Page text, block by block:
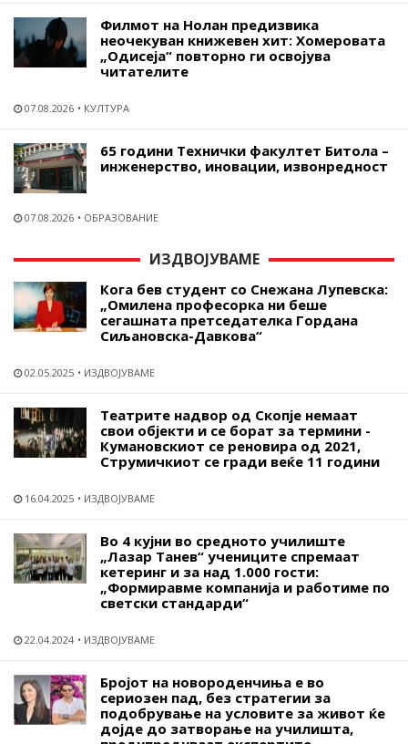
Филмот на Нолан предизвика
неочекуван книжевен хит: Хомеровата
„Одисеја“ повторно ги освојува
читателите
07.08.2026 КУЛТУРА
65 години Технички факултет Битола –
инженерство, иновации, извонредност
07.08.2026 ОБРАЗОВАНИЕ
ИЗДВОЈУВАМЕ
Кога бев студент со Снежана Лупевска:
„Омилена професорка ни беше
сегашната претседателка Гордана
Сиљановска-Давкова“
02.05.2025 ИЗДВОЈУВАМЕ
Театрите надвор од Скопје немаат
свои објекти и се борат за термини -
Кумановскиот се реновира од 2021,
Струмичкиот се гради веќе 11 години
16.04.2025 ИЗДВОЈУВАМЕ
Во 4 кујни во средното училиште
„Лазар Танев“ учениците спремаат
кетеринг и за над 1.000 гости:
„Формиравме компанија и работиме по
светски стандарди“
22.04.2024 ИЗДВОЈУВАМЕ
Бројот на новороденчиња е во
сериозен пад, без стратегии за
подобрување на условите за живот ќе
дојде до затворање на училишта,